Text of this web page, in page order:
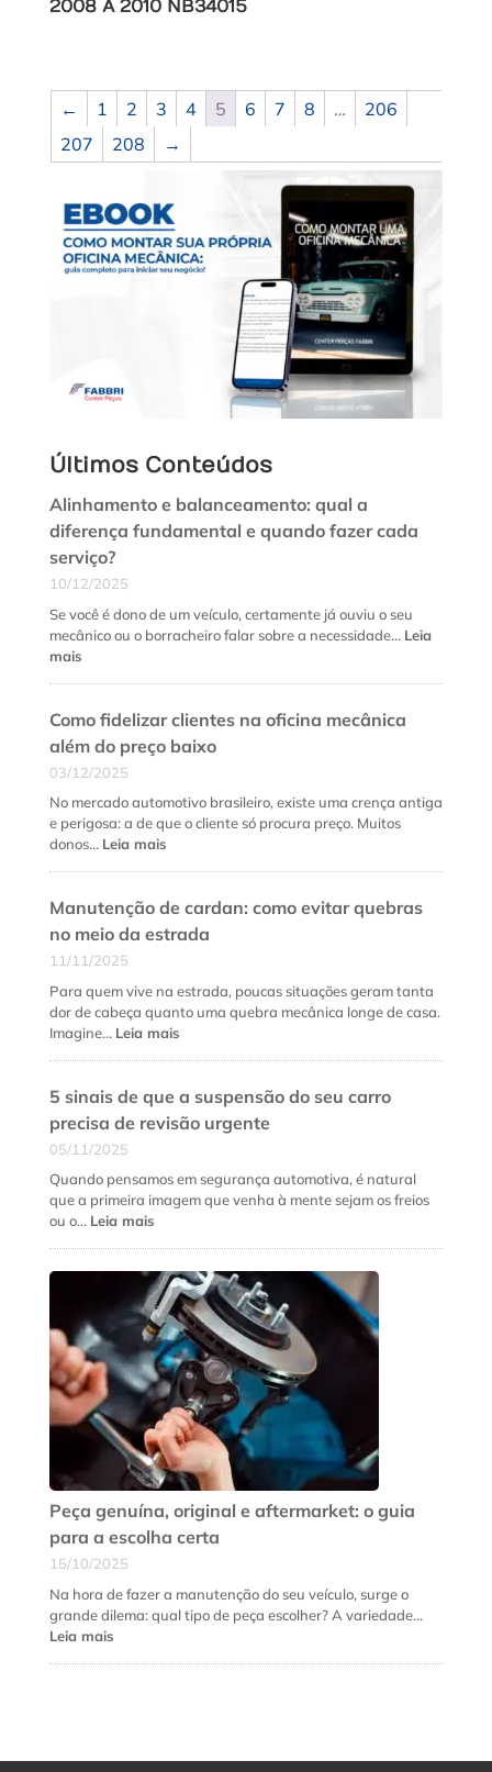
2008 A 2010 NB34015
← 1 2 3 4 5 6 7 8 …
206
207
208 →
Últimos Conteúdos
Alinhamento e balanceamento: qual a
diferença fundamental e quando fazer cada
serviço?
10/12/2025
Se você é dono de um veículo, certamente já ouviu o seu
mecânico ou o borracheiro falar sobre a necessidade… Leia
mais:
balanceamento:
qual
diferença
fundamental
e
quando
serviço?
Como fidelizar clientes na oficina mecânica
além do preço baixo
03/12/2025
No mercado automotivo brasileiro, existe uma crença antiga
e perigosa: a de que o cliente só procura preço. Muitos
donos… Leia mais:
clientes
na
além
do
preço
Manutenção de cardan: como evitar quebras
no meio da estrada
11/11/2025
Para quem vive na estrada, poucas situações geram tanta
dor de cabeça quanto uma quebra mecânica longe de casa.
Imagine… Leia mais:
cardan:
como
no
meio
5 sinais de que a suspensão do seu carro
precisa de revisão urgente
05/11/2025
Quando pensamos em segurança automotiva, é natural
que a primeira imagem que venha à mente sejam os freios
ou o… Leia mais:
de
que
a
suspensão
do
seu
carro
precisa
de
revisão
urgente
Peça genuína, original e aftermarket: o guia
para a escolha certa
15/10/2025
Na hora de fazer a manutenção do seu veículo, surge o
grande dilema: qual tipo de peça escolher? A variedade…
Leia mais:
o